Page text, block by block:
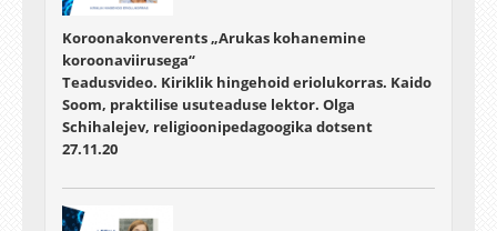
Koroonakonverents „Arukas kohanemine
koroonaviirusega“
Teadusvideo. Kiriklik hingehoid eriolukorras. Kaido
Soom, praktilise usuteaduse lektor. Olga
Schihalejev, religioonipedagoogika dotsent
27.11.20